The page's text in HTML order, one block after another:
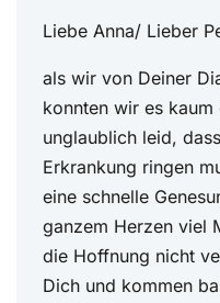
Liebe Anna/ Lieber
als wir von Deiner
konnten wir es
unglaublich leid,
Erkrankung ringen
eine schnelle
ganzem Herzen viel
die Hoffnung nicht
Dich und kommen